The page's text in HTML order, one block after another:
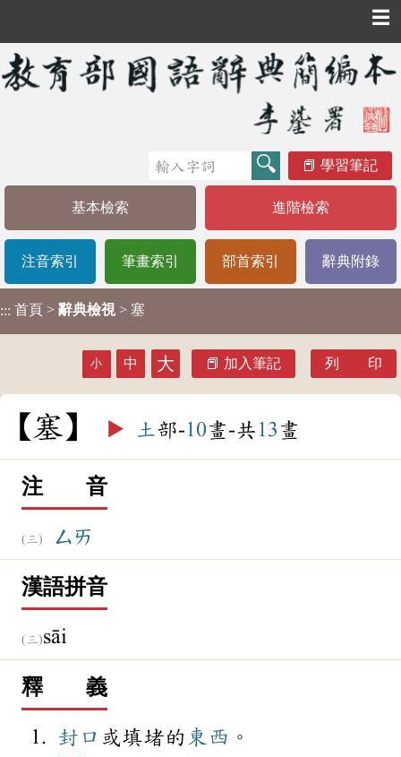
☰
學習筆記
基本檢索 進階檢索
注音索引 筆畫索引 部首索引 辭典附錄
::: 首頁 > 辭典檢視 > 塞
小 中 大 加入筆記 列 印
塞 ▶️ 土部-10畫-共 13 畫
注 音
ㄙㄞ
漢語拼音
sāi
釋 義
封口 或填堵的 東西 。